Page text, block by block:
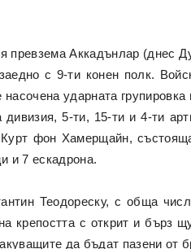
превзема Аккадънлар (днес
с 9-ти конен полк.
ударната
5-ти, 15-ти и 4-ти
фон Хамерщайн,
и 7 ескадрона.
Теодореску, с обща
крепостта с открит и бърз
да бъдат пазени от